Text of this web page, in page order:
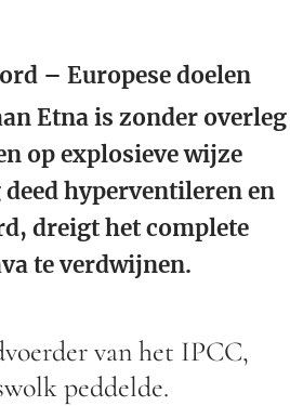
– Europese doelen
Etna is zonder overleg
op explosieve wijze
hyperventileren en
dreigt het complete
te verdwijnen.
van het IPCC,
peddelde.